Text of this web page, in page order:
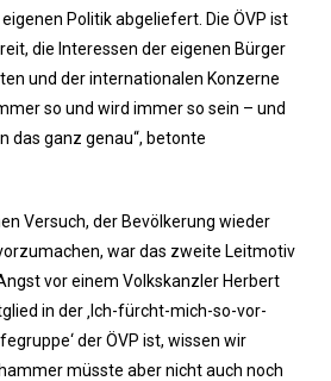
Politik abgeliefert. Die ÖVP ist
die Interessen der eigenen Bürger
und der internationalen Konzerne
so und wird immer so sein – und
das ganz genau“, betonte
Versuch, der Bevölkerung wieder
war das zweite Leitmotiv
vor einem Volkskanzler Herbert
in der ‚Ich-fürcht-mich-so-vor-
der ÖVP ist, wissen wir
müsste aber nicht auch noch